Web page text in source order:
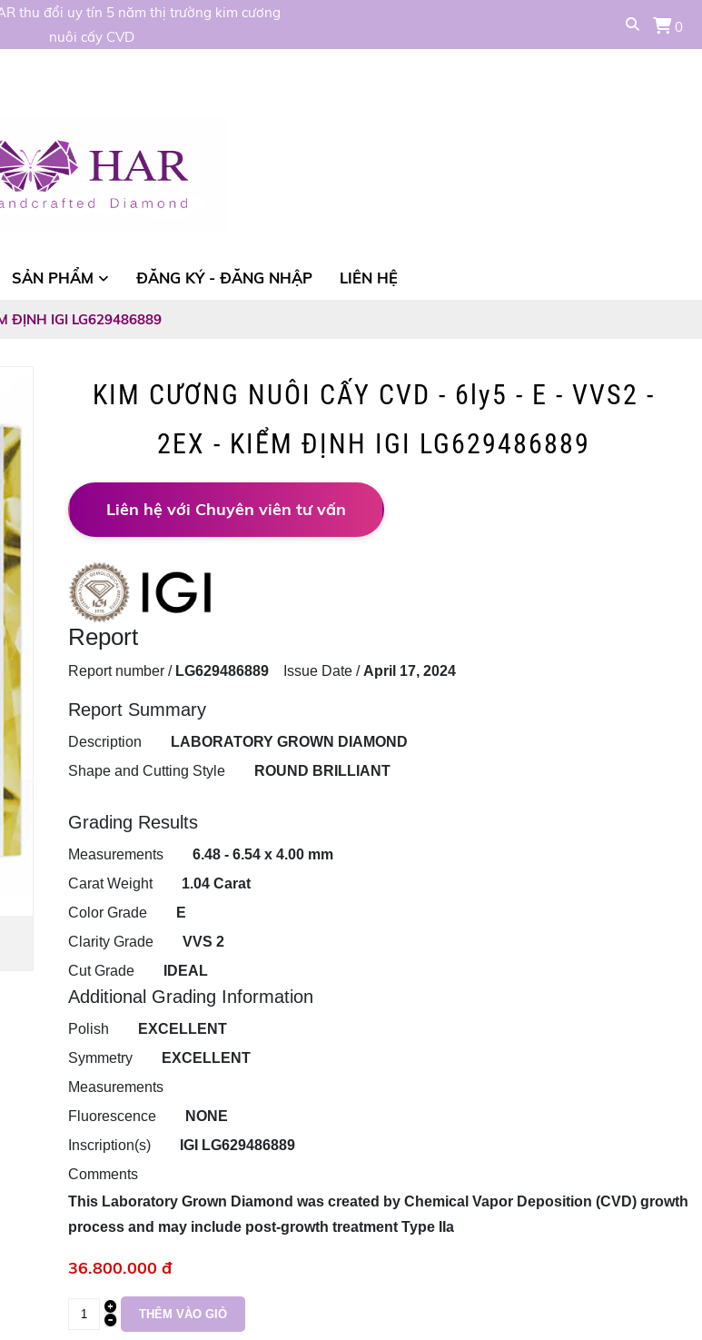
thu đổi uy tín 5 năm thị trường kim cương
nuôi cấy CVD
0
SẢN PHẨM ĐĂNG KÝ - ĐĂNG NHẬP LIÊN HỆ
ĐỊNH IGI LG629486889
KIM CƯƠNG NUÔI CẤY CVD - 6ly5 - E - VVS2 -
2EX - KIỂM ĐỊNH IGI LG629486889
Liên hệ với Chuyên viên tư vấn
Report
Report number / LG629486889Issue Date / April 17, 2024
Report Summary
Description
LABORATORY GROWN DIAMOND
Shape and Cutting Style
ROUND BRILLIANT
Grading Results
Measurements
6.48 - 6.54 x 4.00 mm
Carat Weight
1.04 Carat
Color Grade
E
Clarity Grade
VVS 2
Cut Grade
IDEAL
Additional Grading Information
Polish
EXCELLENT
Symmetry
EXCELLENT
Measurements
Fluorescence
NONE
Inscription(s)
IGI LG629486889
Comments
This Laboratory Grown Diamond was created by Chemical Vapor Deposition (CVD) growth
process and may include post-growth treatment Type IIa
36.800.000 đ